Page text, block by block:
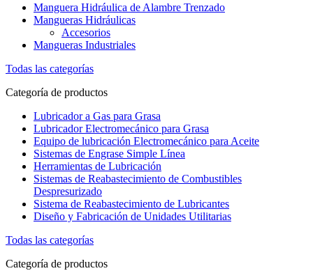
Manguera Hidráulica de Alambre Trenzado
Mangueras Hidráulicas
Accesorios
Mangueras Industriales
Todas las categorías
Categoría de productos
Lubricador a Gas para Grasa
Lubricador Electromecánico para Grasa
Equipo de lubricación Electromecánico para Aceite
Sistemas de Engrase Simple Línea
Herramientas de Lubricación
Sistemas de Reabastecimiento de Combustibles
Despresurizado
Sistema de Reabastecimiento de Lubricantes
Diseño y Fabricación de Unidades Utilitarias
Todas las categorías
Categoría de productos